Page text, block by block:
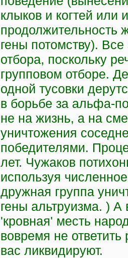
клыков и когтей или
продолжительность
гены потомству). Все
отбора, поскольку
групповом отборе.
одной тусовки
в борьбе за альфа-
не на жизнь, а на
уничтожения
победителями.
лет. Чужаков
используя
дружная группа
гены альтруизма. )
'кровная' месть
вовремя не ответить
вас ликвидируют.